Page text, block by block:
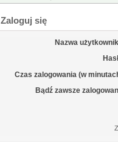
Zaloguj się
Nazwa
Czas zalogowania (w
Bądź zawsze